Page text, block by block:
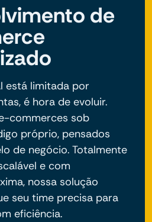
de
está limitada por
é hora de evoluir.
commerces sob
próprio, pensados
de negócio. Totalmente
e com
nossa solução
seu time precisa para
eficiência.